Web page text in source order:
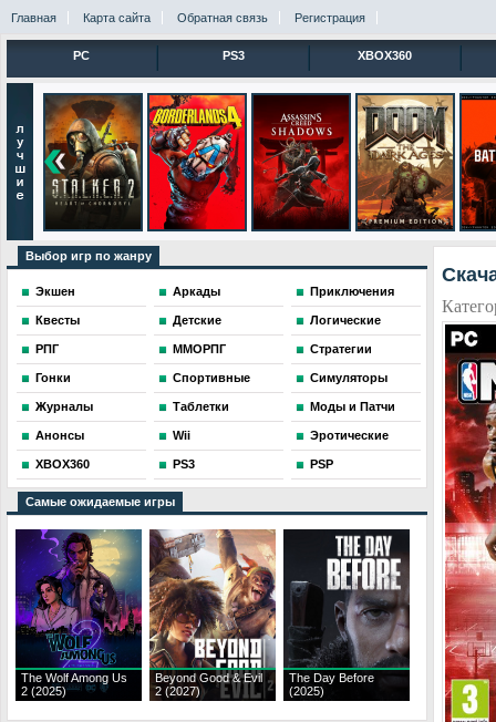
Главная Карта сайта Обратная связь Регистрация
PC PS3 XBOX360
Выбор игр по жанру
Экшен Аркады Приключения
Квесты Детские Логические
РПГ ММОРПГ Стратегии
Гонки Спортивные Симуляторы
Журналы Таблетки Моды и Патчи
Анонсы Wii Эротические
XBOX360 PS3 PSP
Самые ожидаемые игры
The Wolf Among Us
2 (2025)
Beyond Good & Evil
2 (2027)
The Day Before
(2025)